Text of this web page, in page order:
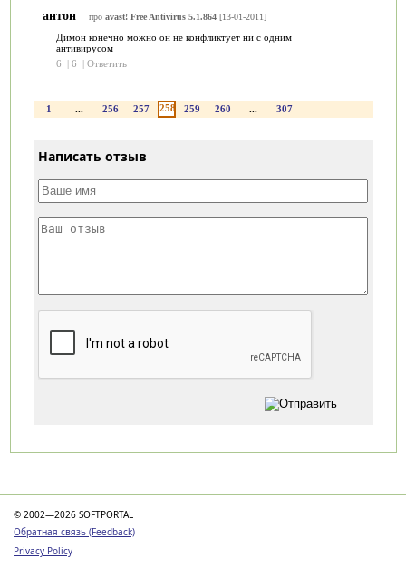
антон про avast! Free Antivirus 5.1.864[13-01-2011]
Димон конечно можно он не конфликтует ни с одним
антивирусом
6
| 6 | Ответить
1 ... 256 257 258 259 260 ... 307
Написать отзыв
© 2002—2026 SOFTPORTAL
Обратная связь (Feedback)
Privacy Policy